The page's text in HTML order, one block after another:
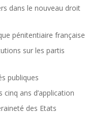
dans le nouveau droit
pénitentiaire française
sur les partis
publiques
cinq ans d’application
des Etats